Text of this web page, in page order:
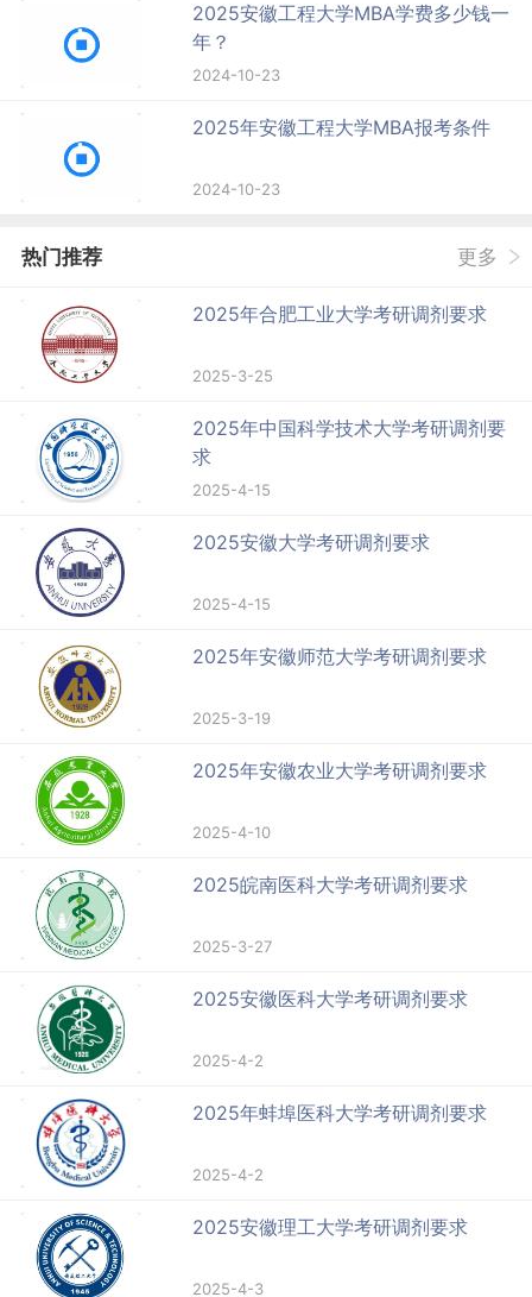
2025安徽工程大学MBA学费多少钱一
年？
2024-10-23
2025年安徽工程大学MBA报考条件
2024-10-23
热门推荐 更多
2025年合肥工业大学考研调剂要求
2025-3-25
2025年中国科学技术大学考研调剂要
求
2025-4-15
2025安徽大学考研调剂要求
2025-4-15
2025年安徽师范大学考研调剂要求
2025-3-19
2025年安徽农业大学考研调剂要求
2025-4-10
2025皖南医科大学考研调剂要求
2025-3-27
2025安徽医科大学考研调剂要求
2025-4-2
2025年蚌埠医科大学考研调剂要求
2025-4-2
2025安徽理工大学考研调剂要求
2025-4-3